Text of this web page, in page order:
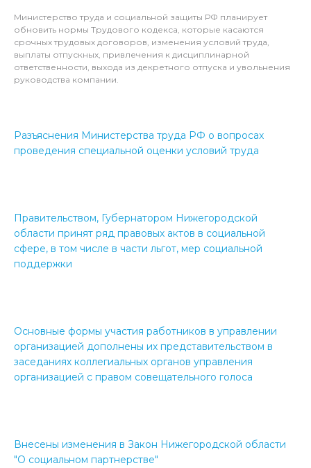
Министерство труда и социальной защиты РФ планирует
обновить нормы Трудового кодекса, которые касаются
срочных трудовых договоров, изменения условий труда,
выплаты отпускных, привлечения к дисциплинарной
ответственности, выхода из декретного отпуска и увольнения
руководства компании.
Разъяснения Министерства труда РФ о вопросах
проведения специальной оценки условий труда
Правительством, Губернатором Нижегородской
области принят ряд правовых актов в социальной
сфере, в том числе в части льгот, мер социальной
поддержки
Основные формы участия работников в управлении
организацией дополнены их представительством в
заседаниях коллегиальных органов управления
организацией с правом совещательного голоса
Внесены изменения в Закон Нижегородской области
"О социальном партнерстве"